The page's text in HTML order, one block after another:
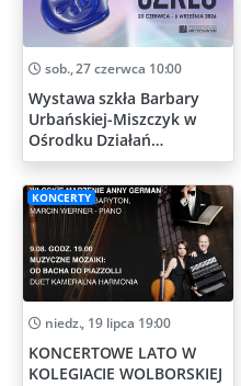
sob., 27 czerwca 10:00
Wystawa szkła Barbary
Urbańskiej-Miszczyk w
Ośrodku Działań
Artystycznych
KONCERTY
niedz., 19 lipca 19:00
KONCERTOWE LATO W
KOLEGIACIE WOLBORSKIEJ